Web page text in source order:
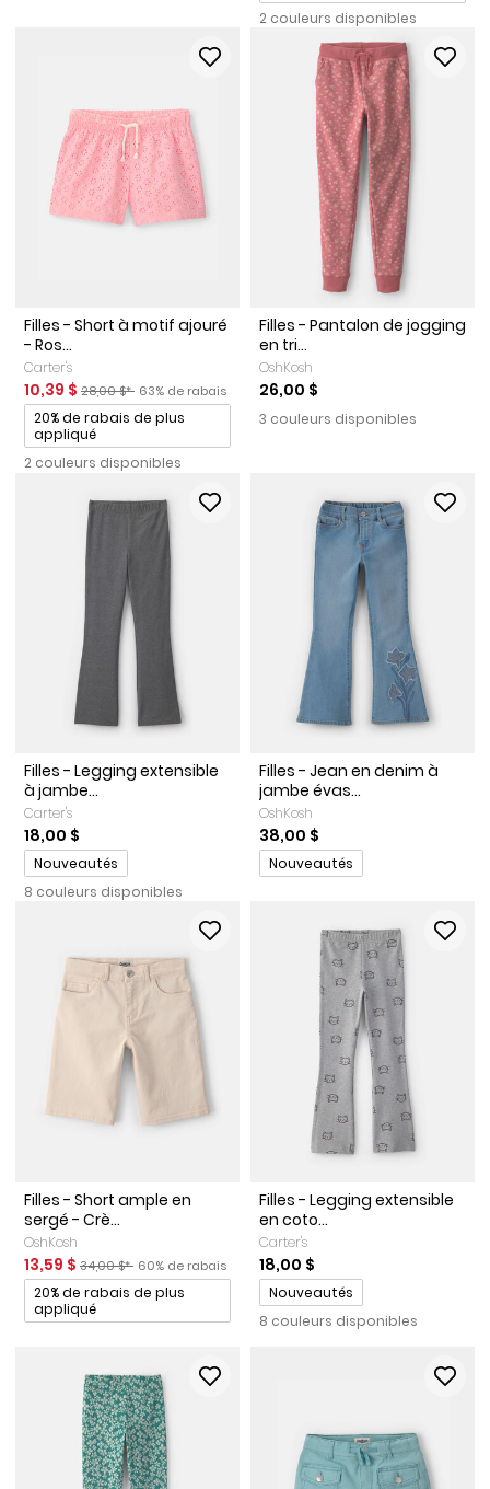
2 couleurs disponibles
Filles - Short à motif ajouré
- Ros...
Carter's
Prix de solde
10,39 $ Prix ​​de détail suggéré par le fabricant
28,00 $* Pourcentage de rabais
63% de rabais
Promotions
20% de rabais de plus
appliqué
2 couleurs disponibles
Filles - Pantalon de jogging
en tri...
OshKosh
26,00 $
3 couleurs disponibles
Filles - Legging extensible
à jambe...
Carter's
18,00 $
Promotions
Nouveautés
8 couleurs disponibles
Filles - Jean en denim à
jambe évas...
OshKosh
38,00 $
Promotions
Nouveautés
Filles - Short ample en
sergé - Crè...
OshKosh
Prix de solde
13,59 $ Prix ​​de détail suggéré par le fabricant
34,00 $* Pourcentage de rabais
60% de rabais
Promotions
20% de rabais de plus
appliqué
Filles - Legging extensible
en coto...
Carter's
18,00 $
Promotions
Nouveautés
8 couleurs disponibles